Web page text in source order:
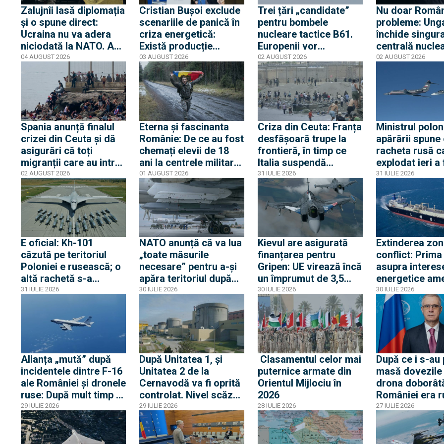
Zalujnîi lasă diplomația
și o spune direct:
Ucraina nu va adera
niciodată la NATO. Am
auzit 12 ani povești
privind aderarea
04 AUGUST 2026
Cristian Bușoi exclude
scenariile de panică în
criza energetică:
Există producție
internă stabilă cât să
alimentăm populația
03 AUGUST 2026
Trei țări „candidate”
pentru bombele
nucleare tactice B61.
Europenii vor
dislocarea în Est
pentru a convinge
Rusia că Europa nu
glumește cu propria-i
apărare
02 AUGUST 2026
Nu doar
probleme:
închide
centrală
cauza nivelului
spune că
cinci zile
02 AUGUST 2026
Spania anunță finalul
crizei din Ceuta și dă
asigurări că toți
migranții care au intrat
ilegal au părăsit
enclava spaniolă. Criza
trezește temeri în
Europa după episodul
din 2015
02 AUGUST 2026
Eterna și fascinanta
Românie: De ce au fost
chemați elevii de 18
ani la centrele militare
și de ce nu este vorba
despre mobilizare
01 AUGUST 2026
Criza din Ceuta: Franța
desfășoară trupe la
frontieră, în timp ce
Italia suspendă
acordul Schengen cu
Spania
31 IULIE 2026
Ministrul
apărării spune
racheta rusă
explodat ieri a
produsă în
lui 2026. Între
avioane rusești
transponderul
au apropiat de
frontiera
31 IULIE 2026
E oficial: Kh-101
căzută pe teritoriul
Poloniei e rusească; o
altă rachetă s-a
apropiat la 5 km de
întors spre Ucraina
31 IULIE 2026
NATO anunță că va lua
„toate măsurile
necesare” pentru a-și
apăra teritoriul după
ce o rachetă rusă a
explodat în Polonia
30 IULIE 2026
Kievul are asigurată
finanțarea pentru
Gripen: UE virează încă
un împrumut de 3,5
miliarde euro pentru
Gripen, drone, rachete
și apărare aeriană
30 IULIE 2026
Extinderea
conflict:
asupra
energetice
din Egipt
alerta la Casa
30 IULIE 2026
Alianța „mută” după
incidentele dintre F-16
ale României și dronele
ruse: După mult timp o
dronă RQ-4D și două
avioane RC-135 și
Artemis II au survolat
29 IULIE 2026
După Unitatea 1, și
Unitatea 2 de la
Cernavodă va fi oprită
controlat. Nivel scăzut
fără precedent al
Dunării
29 IULIE 2026
Clasamentul celor mai
puternice armate din
Orientul Mijlociu în
2026
28 IULIE 2026
După ce i s-au
masă dovezile
drona
României era
ambasadorul
„avertizat”
pericolul unei
27 IULIE 2026